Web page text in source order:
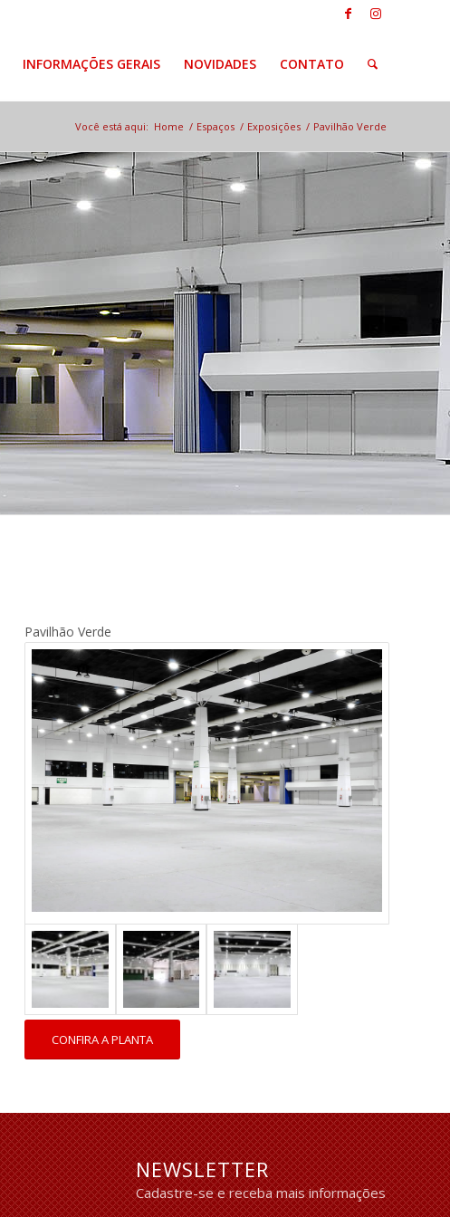
INFORMAÇÕES GERAIS NOVIDADES CONTATO
Você está aqui: Home / Espaços / Exposições / Pavilhão Verde
Pavilhão Verde
CONFIRA A PLANTA
NEWSLETTER
Cadastre-se e receba mais informações